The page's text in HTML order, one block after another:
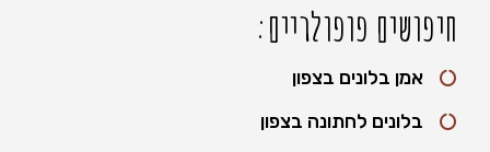
חיפושים פופולריים:
אמן בלונים בצפון
בלונים לחתונה בצפון